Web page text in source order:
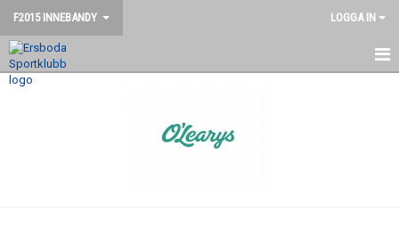
F2015 INNEBANDY LOGGA IN
HEM